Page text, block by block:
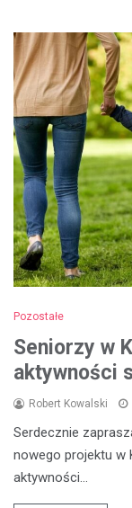
Pozostałe
Seniorzy w
aktywności
Robert Kowalski
Serdecznie
nowego projektu w
aktywności…